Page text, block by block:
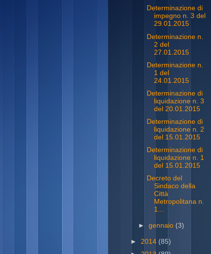
Determinazione di
impegno n. 3 del
29.01.2015
Determinazione n.
2 del
27.01.2015
Determinazione n.
1 del
24.01.2015
Determinazione di
liquidazione n. 3
del 20.01.2015
Determinazione di
liquidazione n. 2
del 15.01.2015
Determinazione di
liquidazione n. 1
del 15.01.2015
Decreto del
Sindaco della
Città
Metropolitana n.
1...
►gennaio (3)
► 2014 (85)